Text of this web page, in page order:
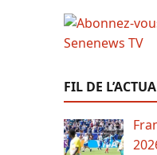
FIL DE